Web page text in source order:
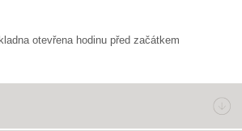
otevřena hodinu před začátkem